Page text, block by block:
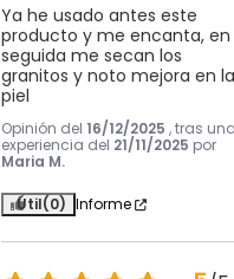
Ya he usado antes este
producto y me encanta, en
seguida me secan los
granitos y noto mejora en la
piel
Opinión del 16/12/2025 , tras
experiencia del 21/11/2025 por
Maria M.
Útil(0) Informe